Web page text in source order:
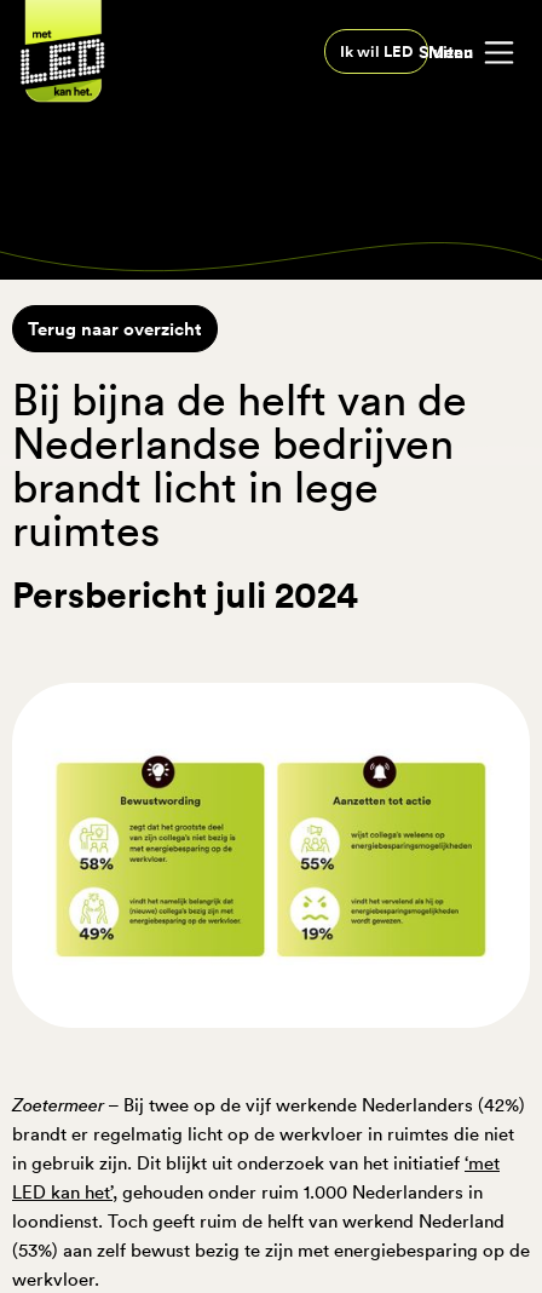
Ik wil LED Sluiten
Menu
Terug naar overzicht
Bij bijna de helft van de
Nederlandse bedrijven
brandt licht in lege
ruimtes
Persbericht juli 2024
Zoetermeer– Bij twee op de vijf werkende Nederlanders (42%)
brandt er regelmatig licht op de werkvloer in ruimtes die niet
in gebruik zijn. Dit blijkt uit onderzoek van het initiatief ‘met
LED kan het’, gehouden onder ruim 1.000 Nederlanders in
loondienst. Toch geeft ruim de helft van werkend Nederland
(53%) aan zelf bewust bezig te zijn met energiebesparing op de
werkvloer.